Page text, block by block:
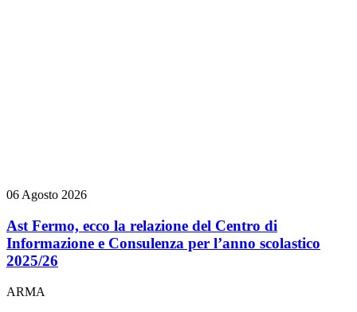
06 Agosto 2026
Ast Fermo, ecco la relazione del Centro di
Informazione e Consulenza per l’anno scolastico
2025/26
ARMA